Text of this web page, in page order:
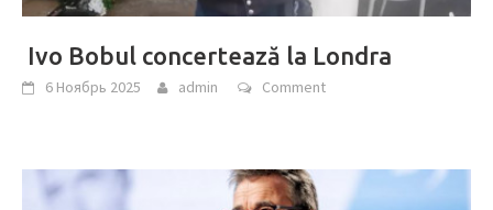
Ivo Bobul concertează la Londra
6 Ноябрь 2025 admin Comment